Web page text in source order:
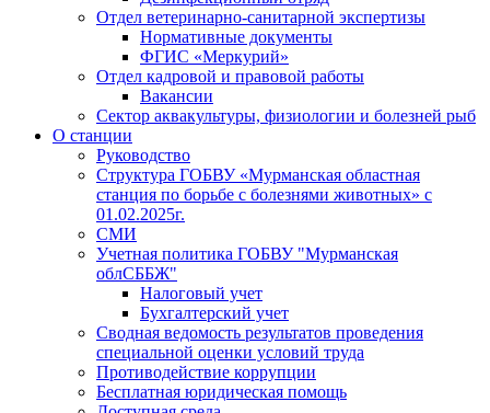
Отдел ветеринарно-санитарной экспертизы
Нормативные документы
ФГИС «Меркурий»
Отдел кадровой и правовой работы
Вакансии
Сектор аквакультуры, физиологии и болезней рыб
О станции
Руководство
Структура ГОБВУ «Мурманская областная
станция по борьбе с болезнями животных» c
01.02.2025г.
СМИ
Учетная политика ГОБВУ "Мурманская
облСББЖ"
Налоговый учет
Бухгалтерский учет
Сводная ведомость результатов проведения
специальной оценки условий труда
Противодействие коррупции
Бесплатная юридическая помощь